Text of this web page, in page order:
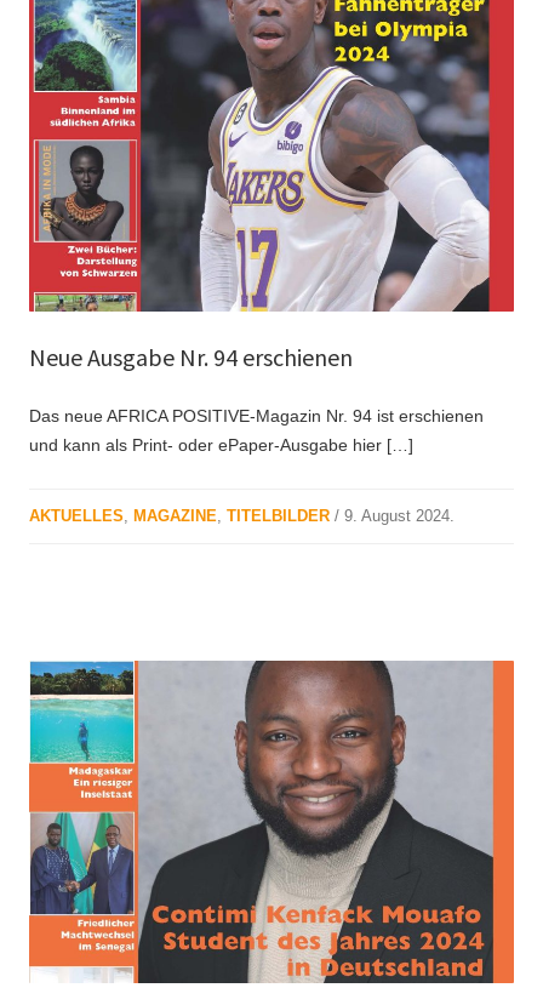
Neue Ausgabe Nr. 94 erschienen
Das neue AFRICA POSITIVE-Magazin Nr. 94 ist erschienen
und kann als Print- oder ePaper-Ausgabe hier […]
AKTUELLES MAGAZINE TITELBILDER / 9. August 2024